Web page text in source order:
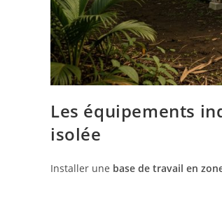
Les équipements
isolée
Installer une base de travail en